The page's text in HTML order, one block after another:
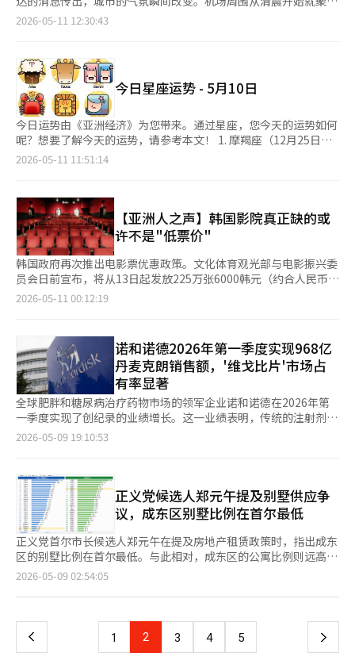
期结束和紧缩转变的开始的分水岭。※ 本报道经人工智能（AI）系
统翻译与编辑。
快速进行“EV→HEV”的结构性转型。实际上，从去年第四季度到
今年第一季度，美国的HEV销量约为65万辆，同比增长10%，而
了118万3248辆HEV，而现代汽车集团则销售了33万1023辆。两
者的销售差距超过85万辆，丰田集团占据绝对优势，但现代汽车集
团凭借快速的增长速度和供应链优势，正在逐渐提升市场存在感。
实际上，现代汽车集团去年的增长率（48.8%）远超丰田集团
（17.6%）。 业内人士表示：“丰田在美国HEV转型的快速步伐
中，供应链未能跟上，导致RAV4等热门车型出现瓶颈，需求大量
流失。”他指出，丰田HEV所使用的电池和半导体仍高度依赖亚洲
供应链，而现代汽车集团已在北美建立了电池工厂和EV·HEV混合
活的HEV供应链作为竞争优势。现代汽车将通过全新改款的帕里塞
德、圣达菲和伊兰特等车型贡献30万辆销量，而起亚则通过第二代
特鲁拉德和增加的塞尔托斯等车型贡献25万辆。高端品牌Genesis
也将在今年大幅扩充HEV产品线。 业内人士指出：“要打破现代汽
车在美国市场上‘混合动力=丰田’的固有印象，不仅需要提供燃
油经济性好的车型，还需在独特的续航延长电动车（EREV）和当
地消费者偏好的大型车细分市场展现出卓越的竞争力。”他强调，
性。※ 本报道经人工智能（AI）系统翻译与编辑。
相比，实质上几乎没有大的变化，事后结算制本来就是选择性措
施，而专属合同也可以按年更新。” 炼油行业最担忧的条款
定炼油厂的商标，允许销售其他公司的油量最高可达40%，那么质
量管理和责任归属将变得模糊。 业内人士指出：“在贴有特定炼
油厂标志的情况下，若混合销售其他公司的油品后出现正品和定量
问题，责任如何划分是最大的现实困扰。同时，作为自家品牌的设
施，是否也要向混合销售的加油站提供原本在营销层面上提供的各
种有形和无形的服务或活动优惠，这也是一个两难问题。” 尽管
政府和政治界在协议签署上加快了速度，但在现场如何应用这一协
议的具体标准和指导却未能跟上，这成为问题所在。 炼油行业人
段。”而加油站方面则表示：“我们甚至不知道共生协议已经签
署，根本没有收到任何公文，感觉这只是媒体宣传。” 在协议的
直接参与者加油站甚至未能收到相关内容的情况下，政治界是否只
是以油价稳定和共生为名，强调协议签署的成果，受到批评。关于
放宽专属交易量后质量责任归属、事后结算制取消后的结算标准、
混合销售加油站的品牌管理范围等核心问题仍然存在，但政府层面
的具体后续协调仍显不足。 加油站人士表示：“我们理解这是为
了降低民生负担而制定的，但是否具有实效性我们完全不清楚。协
了大量粉丝，许多人手持紫色应援棒，守候了数小时。每当车辆移
西哥城中心的索卡洛广场是权力的象征。总统府俯瞰着广场，这里
有着革命、独立、抗议和人群的记忆，是墨西哥国家的心脏。这个
心脏在本周上演了一幕略显陌生的场景。 身穿紫色衣服的年轻人
开始涌向总统府前。有人在脸上画上了韩国国旗，有人用生涩的韩
语喊出“我爱你”。西班牙语、英语和韩语交织在一起，城市仿佛
在国家节日的前夜沸腾。最终，超过5万名观众齐声挥手欢呼，迎
接在总统府阳台上出现的BTS和墨西哥总统克劳迪亚·谢因鲍姆。
这是一幅国家元首访问时才会见到的景象。 墨西哥城在3月成为全
媒体平台上播放BTS的音乐。GNP塞古罗斯体育场的三场演出早已
售罄，当地商会预计演出将带来约18亿6000万比索（约合14亿元
人民币）的经济效益。然而，数字只能说明热度的大小，却无法展
现其温度。 真正的场景在夜晚开始。7日晚，体育场的灯光熄灭
后，短暂的静默中，韩国传统音乐的旋律响起。数万名观众屏息凝
视舞台，瞬间，第一声节拍划破黑暗。是新歌《Hooligan》。
65,000名观众如同爆炸般同时跳起，银色的应援棒在夜空中闪烁，
体育场被巨大的合唱声震撼。两个小女孩相拥而泣，壮汉粉丝们肩
被人群的欢呼声淹没。 演出的高潮出现在专辑《阿里郎》中的
《Body to Body》一曲中间。舞台的热度稍微平息，最初是几个
人的声音开始唱起：“阿里郎，阿里郎，阿拉里哟……”这首歌很
快如潮水般蔓延开来。“抛下我而去的你……”在墨西哥的夜空
下，数万名年轻人用准确的韩语齐声高唱《阿里郎》。这一幕既陌
生又奇妙，令人感到一丝悲伤。这不仅仅是跟唱外国歌曲的氛围，
仿佛是人们在发现早已存在于心中的旋律。 这种热度其实在上周
已在美国佛罗里达州的坦帕市显现。坦帕并不是纽约或洛杉矶这样
店瞬间被预定一空，城市在演出期间进入了所谓的“超级碗级交通
管制”。 更有趣的是观众席上的面孔。并不仅仅是常见的“十几
岁女性粉丝”。白发苍苍的老年女性，牵着幼儿的家庭观众，拉丁
裔、白人、黑人和亚裔的壮汉粉丝们混杂在一起。美国当地的粉丝
们甚至表示：“这不是偶像演唱会，而是整个城市的节日。” 为
什么现在美洲大陆如此热衷于BTS和K-pop？表面上可以解释。
YouTube、TikTok和Instagram等平台时代，完美的表演和与粉
和集体热情之上。雷鬼和萨尔萨、街头节日和欢呼文化同时爆发着
悲伤与喜悦的情感。韩国流行文化同样以“兴”为中心，交织
着“恨”和“兴”，节制与爆发的独特情感线与拉丁的节日文化在
2026-05-11 12:30:43
今日星座运势 - 5月10日
今日运势由《亚洲经济》为您带来。通过星座，您今天的运势如何
呢？想要了解今天的运势，请参考本文！ 1. 摩羯座（12月25日～1
月19日） 今天您可能会觉得有必要见到某个人。您可能会获得与
而会让您感到选择困难。在这种情况下，选择最后遇到的人会更有
利。 财运尚可，但当亲近的人向您借钱时，最好果断拒绝。此时
心软可能会导致您在财务上承受压力。 幸运提示 幸运时间：下午3
点 幸运物品：礼物 幸运地点：咖啡馆 幸运颜色：象牙色 ※ 运势内
容由专业网站“算命师”提供。※ 本报道经人工智能（AI）系统翻
译与编辑。
2026-05-11 11:51:14
【亚洲人之声】韩国影院真正缺的或
许不是"低票价"
韩国政府再次推出电影票优惠政策。文化体育观光部与电影振兴委
员会日前宣布，将从13日起发放225万张6000韩元（约合人民币
28元）电影优惠券，以降低观影负担并带动影院消费。若叠加“文
认为，相比优惠券本身，更值得关注的是韩国电影院为何正逐渐失
去“日常性”。 过去，电影院曾是韩国年轻人最常见的休闲消费
场所之一。无论情侣约会、朋友聚会，还是下班后的临时消
遣，“先去看场电影”曾是一种极为自然的消费习惯。但如今，越
来越多观众开始认真计算一场电影是否值得去看。 近年来韩国影
院票价持续上涨，普通场次普遍达到1.5万韩元左右，IMAX、4DX
等特殊影厅价格则更高。与此同时，奈飞（Netflix）、Disney+等
流媒体平台逐渐改变了观众消费内容的方式。过去需要专门出门完
电影院逐渐从日常消费空间变成了“目的型消费空间”。换言之，
人们并非完全不再去电影院，而是只有在认为某部作品“必须在影
院观看”时，才愿意支付时间与金钱成本。 笔者认为，这也是韩
国影院当前面临的真正问题：并非观众不愿消费，而是能够真正吸
引观众走进影院的内容正在减少。 近几年韩国电影市场中，中小
成本作品生存空间持续缩小，大制作商业片与全球知识产权（IP）
电影占据主要市场。与此同时，越来越多观众已经习惯等待流媒体
上线后再观看。对于不少年轻人而言，电影院已经不再是娱乐消费
中的默认选项。 此次优惠券政策虽然能够在短期内刺激部分观影
门槛，却无法从根本上改变观众的内容消费习惯。 相比“如何让
看电影更便宜”，韩国电影产业或许更需要思考的是：如何重新创
造观众必须走进电影院的理由。毕竟，真正能够让观众重新回到影
2026-05-11 00:12:19
诺和诺德2026年第一季度实现968亿
丹麦克朗销售额，'维戈比片'市场占
有率显著
全球肥胖和糖尿病治疗药物市场的领军企业诺和诺德在2026年第
一季度实现了创纪录的业绩增长。这一业绩表明，传统的注射剂为
主的肥胖治疗市场正在迅速向口服（药片）制剂转型，吸引了全球
万亿韩元），按固定汇率（CER）计算，同比增长32%。此次销售
激增的主要原因之一是美国政府的药价退款政策带来的一次性收
益。美国政府正在对“340B目标医院”进行过高药价的退款程
序，诺和诺德因此获得了约420亿美元（约合5.8万亿韩元）的退
款，这一金额已反映在业绩中。然而，剔除这一一次性因素后，纯
业务业绩的分析显示，各产品线的表现差异明显。剔除340B退款
后，第一季度的销售额为700亿丹麦克朗（约合16万亿韩元），同
比下降4%。各部门的表现为：糖尿病治疗药物下降11%，胰岛素
下降17%，罕见病治疗药物下降2%，但肥胖治疗药物部门则实现
中，最引人注目的指标是今年1月5日正式在美国市场推出的口服肥
胖治疗药物“维戈比片”的表现。维戈比片在上市三个月内打破了
2026-05-09 19:10:53
正义党候选人郑元午提及别墅供应争
议，成东区别墅比例在首尔最低
正义党首尔市长候选人郑元午在提及房地产租赁政策时，指出成东
区的别墅比例在首尔最低。与此相对，成东区的公寓比例则远高于
首尔平均水平。 根据《亚洲经济》8日获得的统计局人口普查分析
9.9%，仅高于诺原区的8.8%，为首尔第二低。这一比例远低于首
（12.4%）、江南区（14.3%）也位于低位。 相反，在同一时期，
成东区的公寓比例为54.0%，远高于首尔平均水平（44.4%）。在
2026-05-09 02:54:05
上
页
1 2 3 4 5 下